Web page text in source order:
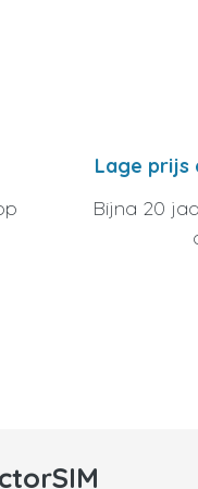
Lage prijs
Bijna 20